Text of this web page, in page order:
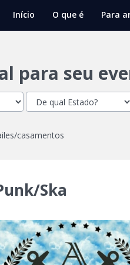
Início O que é Para
para seu
casamentos
Ska